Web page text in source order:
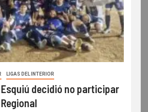
LIGAS DEL INTERIOR
decidió no participar